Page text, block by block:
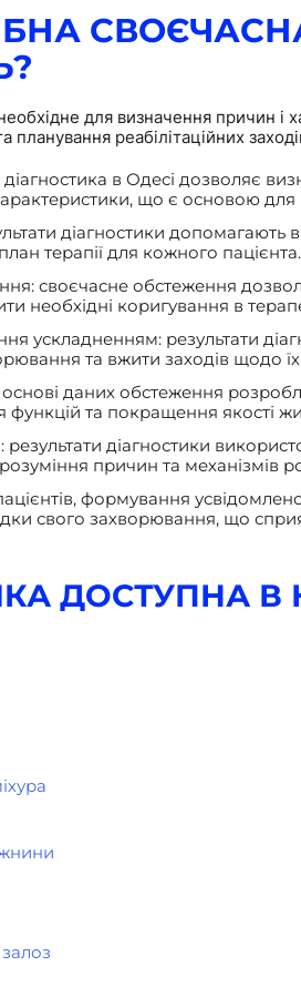
для визначення причин
реабілітаційних
в Одесі дозволяє
що є основою для
діагностики
терапії для кожного пацієнта.
своєчасне обстеження
необхідні коригування в
ускладненням: результати
та вжити заходів щодо
даних обстеження
та покращення якості
результати діагностики
причин та механізмів
формування
свого захворювання, що
ДОСТУПНА В